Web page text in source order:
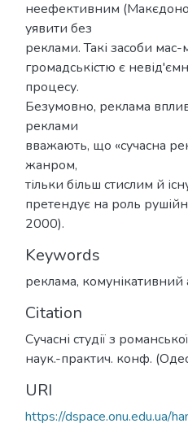
неефективним
уявити без
реклами. Такі засоби мас-
громадськістю є
процесу.
Безумовно, реклама
реклами
вважають, що «сучасна
жанром,
тільки більш стислим й
претендує на роль
2000).
Keywords
реклама, комунікативний
Citation
Сучасні студії з
наук.-практич. конф.
URI
https://dspace.onu.edu.ua/